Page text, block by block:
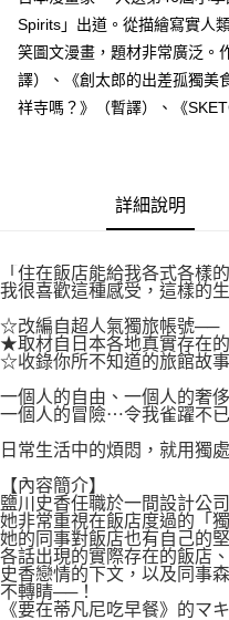
２．關於個人資料處理事宜，請
３．未成年的使用者請事先徵得法
「AFTEE先享後付」，若未經同
任。
４．使用「AFTEE先享後付」時
恩沛科技股份有限公司將有權停
每筆NT$80，滿NT$500(含以
宅配
每筆NT$100，滿NT$800(含以
Spirits」出道。從描繪寫實人
笑圖文漫畫，題材非常廣泛。
譯）、《創太郎的出差孤獨美
祥寺嗎？》（暫譯）、《
詳細說明
「住在飯店能給我各式各樣
我很喜歡這種感受，這樣的
☆改編自超人氣獨旅帳號──
★取材自日本各地真實存在
☆收錄你所不知道的旅館故事
一個人的自由、一個人的奢侈
一個人的冒險⋯令我雀躍不
日常生活中的煩悶，就用獨
【內容簡介】
鹽川史香任職於一間設計公司
她非常重視在飯店度過的「
她的同事對飯店也有自己的
各話出現的實際存在的飯店、
史香戀情的下文，以及同事
不轉睛──！
《要在蒂凡尼吃早餐》的マ